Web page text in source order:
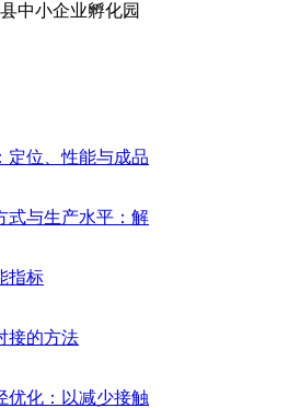
中小企业孵化园
定位、性能与成品
式与生产水平：解
指标
接的方法
优化：以减少接触